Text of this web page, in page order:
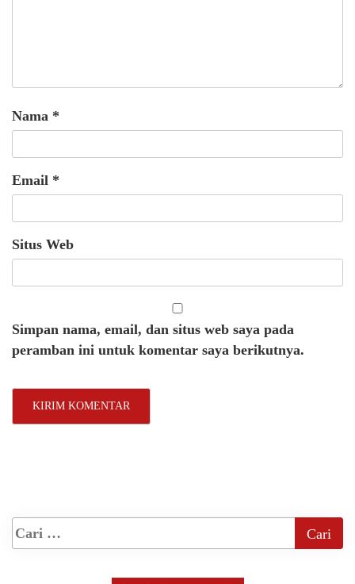
Nama *
Email *
Situs Web
Simpan nama, email, dan situs web saya pada
peramban ini untuk komentar saya berikutnya.